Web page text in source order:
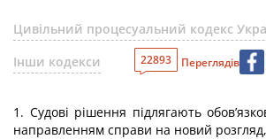
Цивільний процесуальний кодекс
Інши кодекси
22893 Переглядів
1. Судові рішення підлягають
направленням справи на новий